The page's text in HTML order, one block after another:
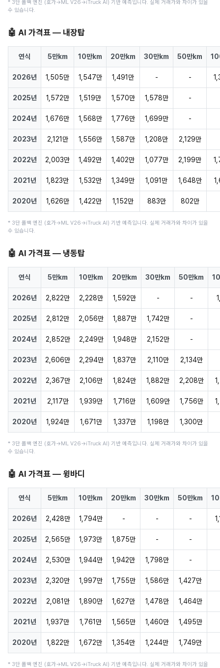
* 3단 폴백 엔진 (호가→ML V26→iTruck AI) 기반 예측입니다. 실제 거래가와 차이가 있을
수 있습니다.
🤖 AI 가격표 — 내장탑
연식 5만km 10만km 20만km 30만km 50만km
2026년 1,505만 1,547만 1,491만 - -
2025년 1,572만 1,519만 1,570만 1,578만 -
2024년 1,676만 1,568만 1,776만 1,699만 -
2023년 2,121만 1,556만 1,587만 1,208만 2,129만
2022년 2,003만 1,492만 1,402만 1,077만 2,199만
2021년 1,823만 1,532만 1,349만 1,091만 1,648만
2020년 1,626만 1,422만 1,152만 883만 802만
* 3단 폴백 엔진 (호가→ML V26→iTruck AI) 기반 예측입니다. 실제 거래가와 차이가 있을
수 있습니다.
🤖 AI 가격표 — 냉동탑
연식 5만km 10만km 20만km 30만km 50만km
2026년 2,822만 2,228만 1,592만 - -
2025년 2,812만 2,056만 1,887만 1,742만 -
2024년 2,852만 2,249만 1,948만 2,152만 -
2023년 2,606만 2,294만 1,837만 2,110만 2,134만
2022년 2,367만 2,106만 1,824만 1,882만 2,208만
2021년 2,117만 1,939만 1,716만 1,609만 1,756만
2020년 1,924만 1,671만 1,337만 1,198만 1,300만
* 3단 폴백 엔진 (호가→ML V26→iTruck AI) 기반 예측입니다. 실제 거래가와 차이가 있을
수 있습니다.
🤖 AI 가격표 — 윙바디
연식 5만km 10만km 20만km 30만km 50만km
2026년 2,428만 1,794만 - - -
2025년 2,565만 1,973만 1,875만 - -
2024년 2,530만 1,944만 1,942만 1,798만 -
2023년 2,320만 1,997만 1,755만 1,586만 1,427만
2022년 2,081만 1,890만 1,627만 1,478만 1,464만
2021년 1,937만 1,761만 1,565만 1,460만 1,495만
2020년 1,822만 1,672만 1,354만 1,244만 1,749만
* 3단 폴백 엔진 (호가→ML V26→iTruck AI) 기반 예측입니다. 실제 거래가와 차이가 있을